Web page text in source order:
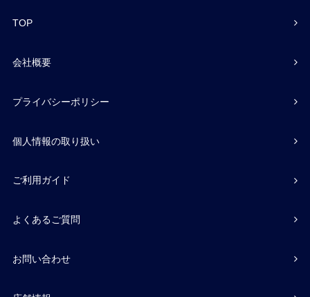
TOP
会社概要
プライバシーポリシー
個人情報の取り扱い
ご利用ガイド
よくあるご質問
お問い合わせ